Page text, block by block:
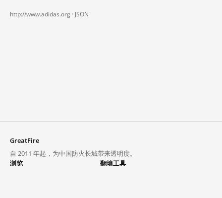
http://www.adidas.org · JSON
GreatFire
自 2011 年起，为中国防火长城带来透明度。
浏览
翻墙工具